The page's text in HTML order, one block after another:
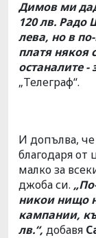
Димов ми
120 лв.
лева, но в
платя някоя
останалите -
„Телеграф“.
И допълва,
благодаря от
малко за
джоба си.
никои нищо
кампании,
лв.“, добавя